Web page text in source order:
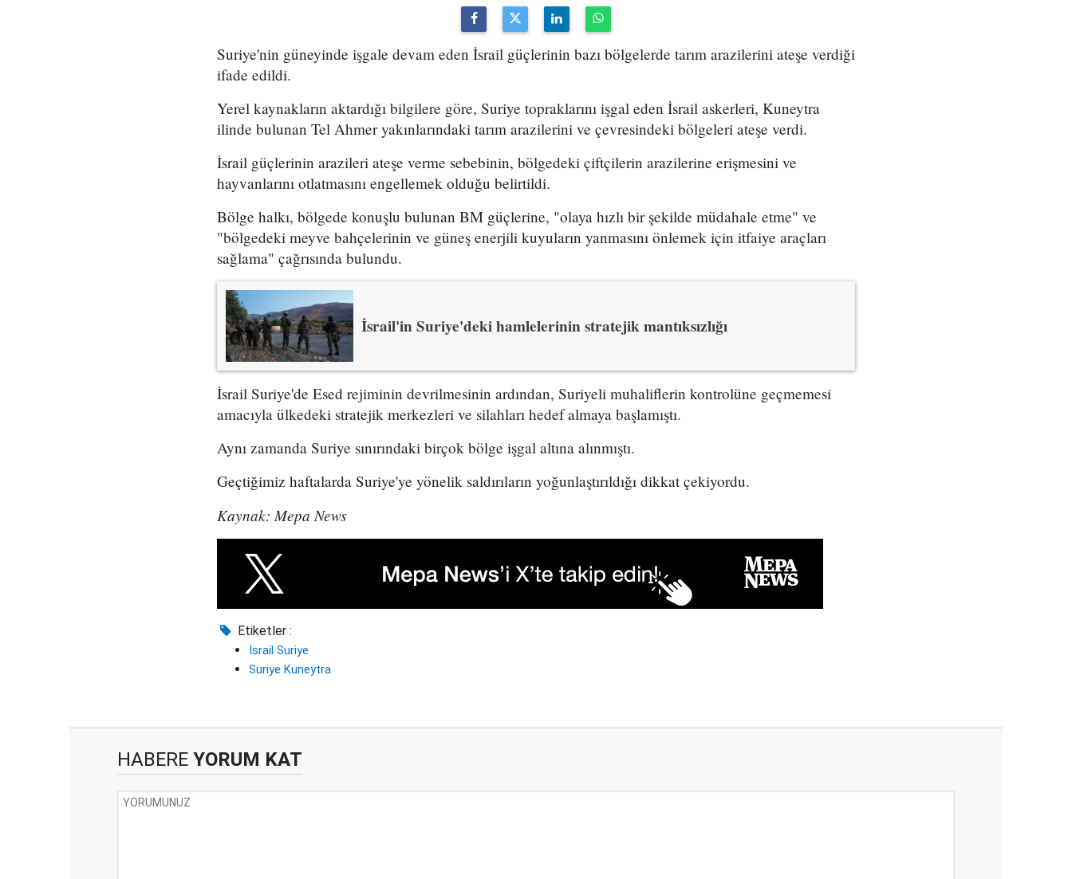
Suriye'nin güneyinde işgale devam eden İsrail güçlerinin bazı bölgelerde tarım arazilerini ateşe verdiği
ifade edildi.
Yerel kaynakların aktardığı bilgilere göre, Suriye topraklarını işgal eden İsrail askerleri, Kuneytra
ilinde bulunan Tel Ahmer yakınlarındaki tarım arazilerini ve çevresindeki bölgeleri ateşe verdi.
İsrail güçlerinin arazileri ateşe verme sebebinin, bölgedeki çiftçilerin arazilerine erişmesini ve
hayvanlarını otlatmasını engellemek olduğu belirtildi.
Bölge halkı, bölgede konuşlu bulunan BM güçlerine, "olaya hızlı bir şekilde müdahale etme" ve
"bölgedeki meyve bahçelerinin ve güneş enerjili kuyuların yanmasını önlemek için itfaiye araçları
sağlama" çağrısında bulundu.
İsrail'in Suriye'deki hamlelerinin stratejik mantıksızlığı
İsrail Suriye'de Esed rejiminin devrilmesinin ardından, Suriyeli muhaliflerin kontrolüne geçmemesi
amacıyla ülkedeki stratejik merkezleri ve silahları hedef almaya başlamıştı.
Aynı zamanda Suriye sınırındaki birçok bölge işgal altına alınmıştı.
Geçtiğimiz haftalarda Suriye'ye yönelik saldırıların yoğunlaştırıldığı dikkat çekiyordu.
Kaynak: Mepa News
Etiketler :
İsrail Suriye
Suriye Kuneytra
HABERE YORUM KAT